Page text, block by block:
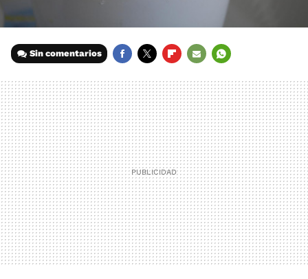
Sin comentarios
MAIL